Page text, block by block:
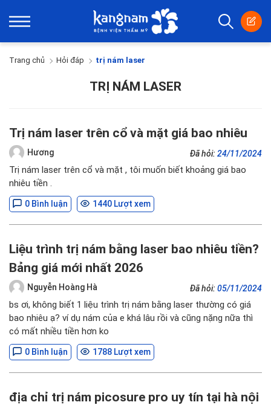
Trang chủ Hỏi đáp trị nám laser
TRỊ NÁM LASER
Trị nám laser trên cổ và mặt giá bao nhiêu
Hương Đã hỏi: 24/11/2024
Trị nám laser trên cổ và mặt , tôi muốn biết khoảng giá bao
nhiêu tiền .
0 Bình luận 1440 Lượt xem
Liệu trình trị nám bằng laser bao nhiêu tiền?
Bảng giá mới nhất 2026
Nguyễn Hoàng Hà Đã hỏi: 05/11/2024
bs ơi, không biết 1 liệu trình trị nám bằng laser thường có giá
bao nhiêu ạ? ví dụ nám của e khá lâu rồi và cũng nặng nữa thì
có mất nhiều tiền hơn ko
0 Bình luận 1788 Lượt xem
địa chỉ trị nám picosure pro uy tín tại hà nội